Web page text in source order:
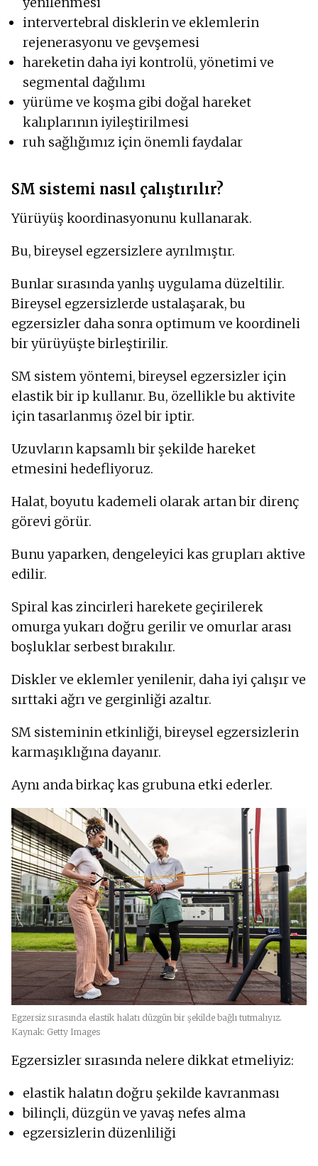
intervertebral disklerin ve eklemlerin
rejenerasyonu ve gevşemesi
hareketin daha iyi kontrolü, yönetimi ve
segmental dağılımı
yürüme ve koşma gibi doğal hareket
kalıplarının iyileştirilmesi
ruh sağlığımız için önemli faydalar
SM sistemi nasıl çalıştırılır?
Yürüyüş koordinasyonunu kullanarak.
Bu, bireysel egzersizlere ayrılmıştır.
Bunlar sırasında yanlış uygulama düzeltilir.
Bireysel egzersizlerde ustalaşarak, bu
egzersizler daha sonra optimum ve koordineli
bir yürüyüşte birleştirilir.
SM sistem yöntemi, bireysel egzersizler için
elastik bir ip kullanır. Bu, özellikle bu aktivite
için tasarlanmış özel bir iptir.
Uzuvların kapsamlı bir şekilde hareket
etmesini hedefliyoruz.
Halat, boyutu kademeli olarak artan bir direnç
görevi görür.
Bunu yaparken, dengeleyici kas grupları aktive
edilir.
Spiral kas zincirleri harekete geçirilerek
omurga yukarı doğru gerilir ve omurlar arası
boşluklar serbest bırakılır.
Diskler ve eklemler yenilenir, daha iyi çalışır ve
sırttaki ağrı ve gerginliği azaltır.
SM sisteminin etkinliği, bireysel egzersizlerin
karmaşıklığına dayanır.
Aynı anda birkaç kas grubuna etki ederler.
Egzersiz sırasında elastik halatı düzgün bir şekilde bağlı tutmalıyız.
Kaynak: Getty Images
Egzersizler sırasında nelere dikkat etmeliyiz:
elastik halatın doğru şekilde kavranması
bilinçli, düzgün ve yavaş nefes alma
egzersizlerin düzenliliği